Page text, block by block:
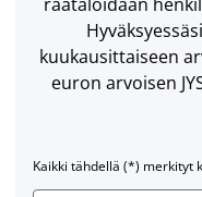
kuukausittaiseen
euron arvoisen
Kaikki tähdellä (*) merkityt